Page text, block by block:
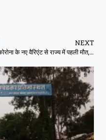
NEXT
कोरोना के नए वैरिएंट से राज्य में पहली मौत, इन जिलों में सबसे ज्यादा आ रहे हैं केस, स्वास्थ्य विभाग अलर्ट